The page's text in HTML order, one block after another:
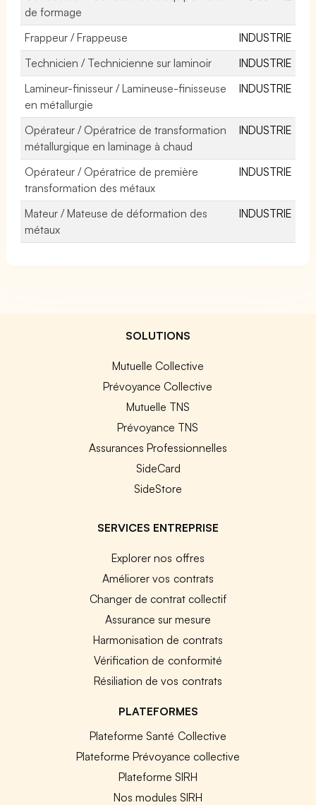
de formage
Frappeur / Frappeuse
INDUSTRIE
Technicien / Technicienne sur laminoir
INDUSTRIE
Lamineur-finisseur / Lamineuse-finisseuse
en métallurgie
INDUSTRIE
Opérateur / Opératrice de transformation
métallurgique en laminage à chaud
INDUSTRIE
Opérateur / Opératrice de première
transformation des métaux
INDUSTRIE
Mateur / Mateuse de déformation des
métaux
INDUSTRIE
SOLUTIONS
Mutuelle Collective
Prévoyance Collective
Mutuelle TNS
Prévoyance TNS
Assurances Professionnelles
SideCard
SideStore
SERVICES ENTREPRISE
Explorer nos offres
Améliorer vos contrats
Changer de contrat collectif
Assurance sur mesure
Harmonisation de contrats
Vérification de conformité
Résiliation de vos contrats
PLATEFORMES
Plateforme Santé Collective
Plateforme Prévoyance collective
Plateforme SIRH
Nos modules SIRH